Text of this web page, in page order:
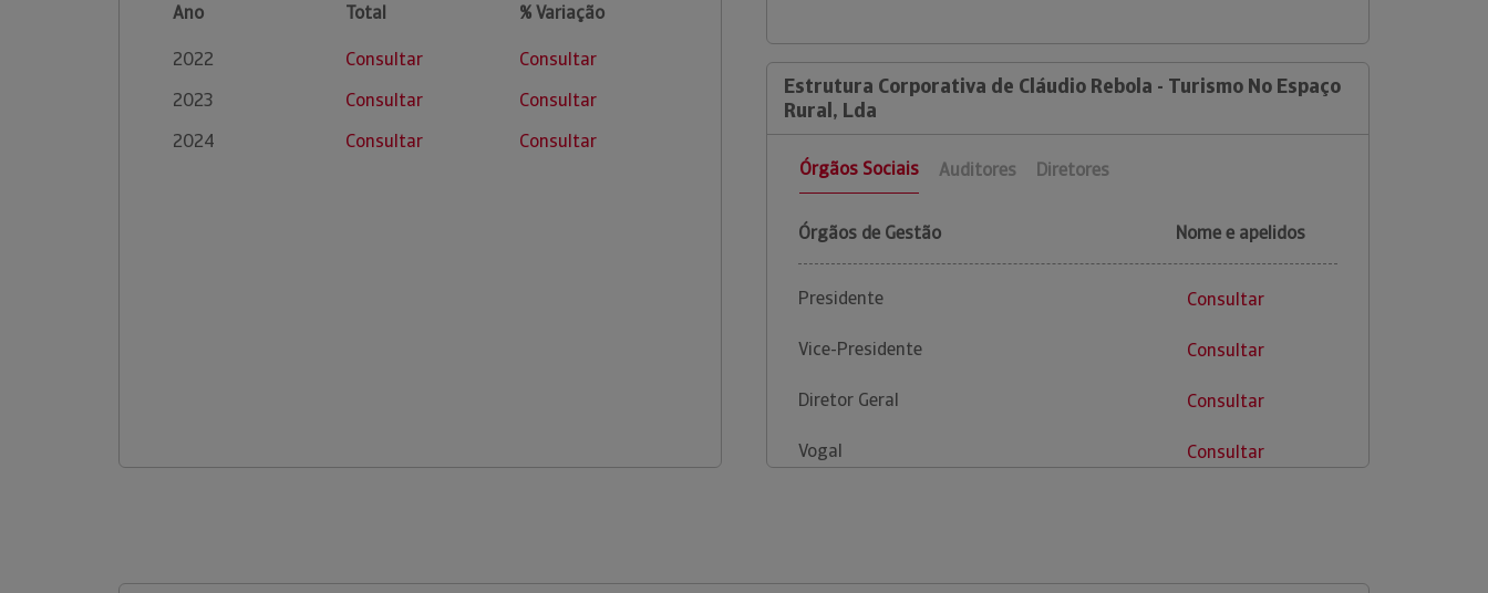
Ano Total
% Variação
2022
Consultar
Consultar
2023
Consultar
Consultar
2024
Consultar Consultar
Estrutura Corporativa de Cláudio Rebola - Turismo No Espaço
Rural, Lda
Órgãos Sociais Auditores Diretores
Órgãos de Gestão Nome e apelidos
Presidente Consultar
Vice-Presidente Consultar
Diretor Geral Consultar
Vogal Consultar